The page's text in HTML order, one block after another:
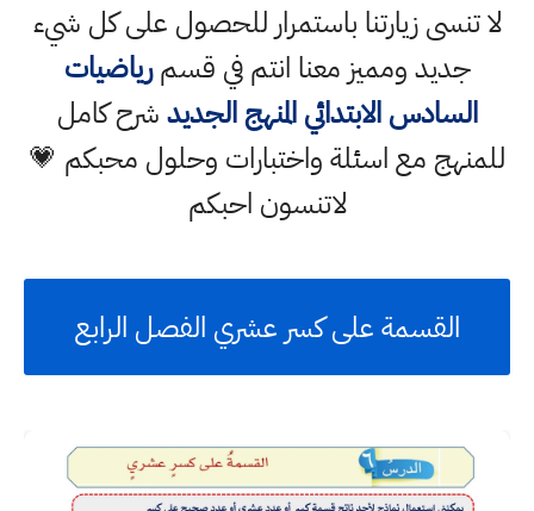
لا تنسى زيارتنا باستمرار للحصول على كل شيء
جديد ومميز معنا انتم في قسمرياضيات
السادس الابتدائي المنهج الجديدشرح كامل
للمنهج مع اسئلة واختبارات وحلول محبكم 💗
لاتنسون احبكم
القسمة على كسر عشري الفصل الرابع